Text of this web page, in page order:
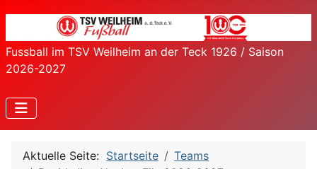
Fussball im TSV Weilheim an der Teck 1926 / Saison
2026-2027
Aktuelle Seite: Startseite
Teams